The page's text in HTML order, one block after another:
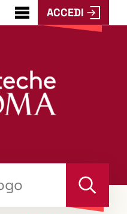
???
menu.button???
ACCEDI
Cerca